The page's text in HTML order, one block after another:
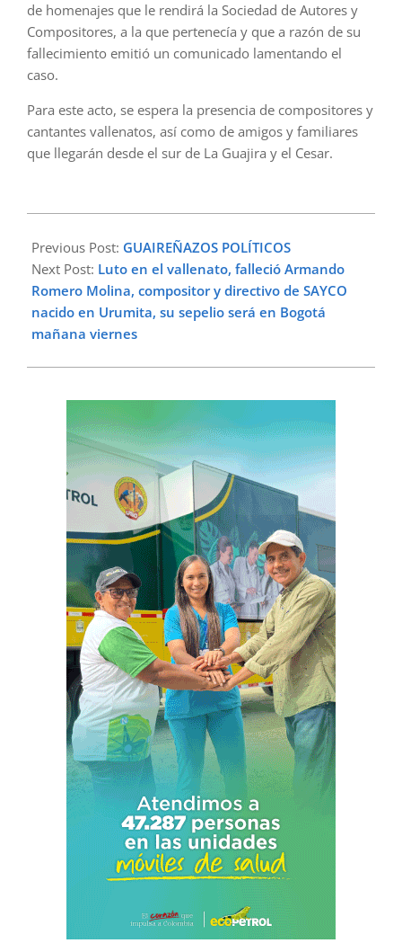
de homenajes que le rendirá la Sociedad de Autores y
Compositores, a la que pertenecía y que a razón de su
fallecimiento emitió un comunicado lamentando el
caso.
Para este acto, se espera la presencia de compositores y
cantantes vallenatos, así como de amigos y familiares
que llegarán desde el sur de La Guajira y el Cesar.
02-
09
Previous Post: GUAIREÑAZOS POLÍTICOS
Next Post: Luto en el vallenato, falleció Armando
Romero Molina, compositor y directivo de SAYCO
nacido en Urumita, su sepelio será en Bogotá
mañana viernes